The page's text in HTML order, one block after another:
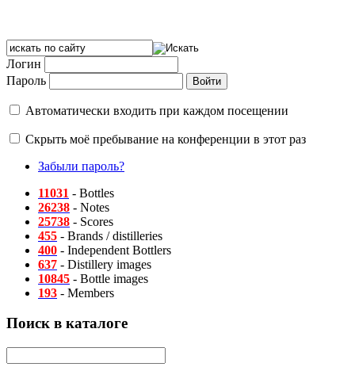
Логин
Пароль
Автоматически входить при каждом посещении
Скрыть моё пребывание на конференции в этот раз
Забыли пароль?
11031 - Bottles
26238 - Notes
25738 - Scores
455 - Brands / distilleries
400 - Independent Bottlers
637 - Distillery images
10845 - Bottle images
193 - Members
Поиск в каталоге